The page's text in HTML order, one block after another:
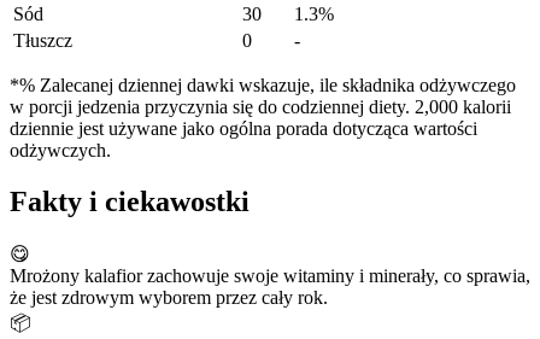
Sód
30
1.3%
Tłuszcz
0 -
*% Zalecanej dziennej dawki wskazuje, ile składnika odżywczego
w porcji jedzenia przyczynia się do codziennej diety. 2,000 kalorii
dziennie jest używane jako ogólna porada dotycząca wartości
odżywczych.
Fakty i ciekawostki
😋
Mrożony kalafior zachowuje swoje witaminy i minerały, co sprawia,
że jest zdrowym wyborem przez cały rok.
📦